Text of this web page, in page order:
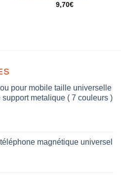
9,70€
pour mobile taille universelle
metalique ( 7 couleurs )
magnétique universel